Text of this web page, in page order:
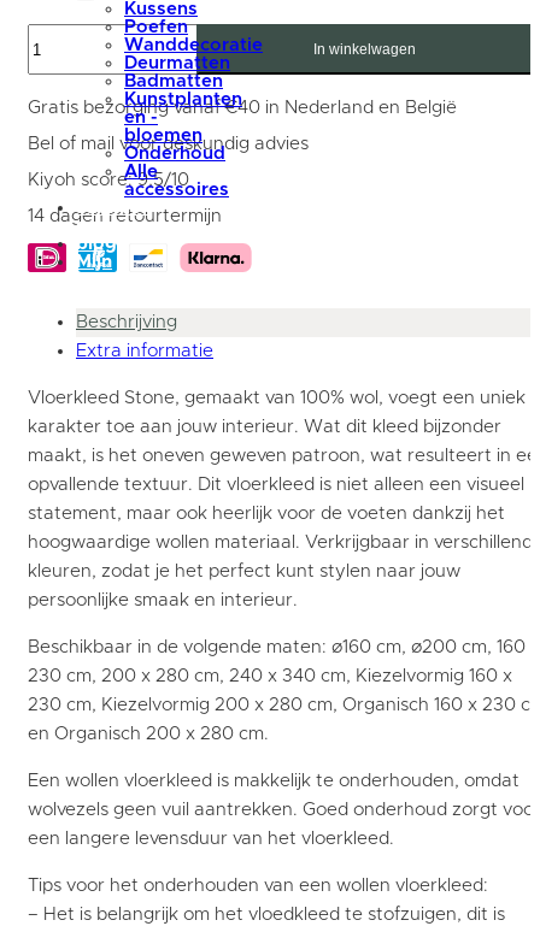
Kussens
Poefen
Wanddecoratie
Deurmatten
Badmatten
Kunstplanten
en -
bloemen
Onderhoud
Alle
accessoires
summer
sale
blog
Mijn
Vloerkleed
Stone
462
Rond
cm
aantal
In winkelwagen
Gratis bezorging vanaf €40 in Nederland en België
Bel of mail voor deskundig advies
Kiyoh score: 9,5/10
14 dagen retourtermijn
Beschrijving
Extra informatie
Vloerkleed Stone, gemaakt van 100% wol, voegt een uniek
karakter toe aan jouw interieur. Wat dit kleed bijzonder
maakt, is het oneven geweven patroon, wat resulteert in
opvallende textuur. Dit vloerkleed is niet alleen een visueel
statement, maar ook heerlijk voor de voeten dankzij het
hoogwaardige wollen materiaal. Verkrijgbaar in
kleuren, zodat je het perfect kunt stylen naar jouw
persoonlijke smaak en interieur.
Beschikbaar in de volgende maten: ø160 cm, ø200 cm, 160 x
230 cm, 200 x 280 cm, 240 x 340 cm, Kiezelvormig 160 x
230 cm, Kiezelvormig 200 x 280 cm, Organisch 160 x 230
en Organisch 200 x 280 cm.
Een wollen vloerkleed is makkelijk te onderhouden, omdat
wolvezels geen vuil aantrekken. Goed onderhoud zorgt voor
een langere levensduur van het vloerkleed.
Tips voor het onderhouden van een wollen vloerkleed:
– Het is belangrijk om het vloedkleed te stofzuigen, dit is